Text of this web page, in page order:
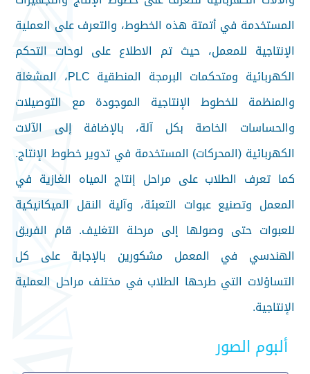
المستخدمة في أتمتة هذه الخطوط، والتعرف على العملية
الإنتاجية للمعمل، حيث تم الاطلاع على لوحات التحكم
الكهربائية ومتحكمات البرمجة المنطقية PLC، المشغلة
والمنظمة للخطوط الإنتاجية الموجودة مع التوصيلات
والحساسات الخاصة بكل آلة، بالإضافة إلى الآلات
الكهربائية (المحركات) المستخدمة في تدوير خطوط الإنتاج.
كما تعرف الطلاب على مراحل إنتاج المياه الغازية في
المعمل وتصنيع عبوات التعبئة، وآلية النقل الميكانيكية
للعبوات حتى وصولها إلى مرحلة التغليف. قام الفريق
الهندسي في المعمل مشكورين بالإجابة على كل
التساؤلات التي طرحها الطلاب في مختلف مراحل العملية
الإنتاجية.
ألبوم الصور